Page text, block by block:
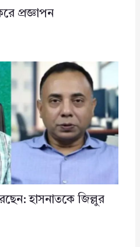
প্রজ্ঞাপন
হাসনাতকে জিল্লুর